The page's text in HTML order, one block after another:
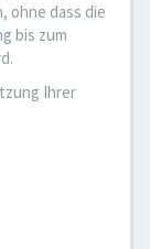
ohne dass die
bis zum
Ihrer